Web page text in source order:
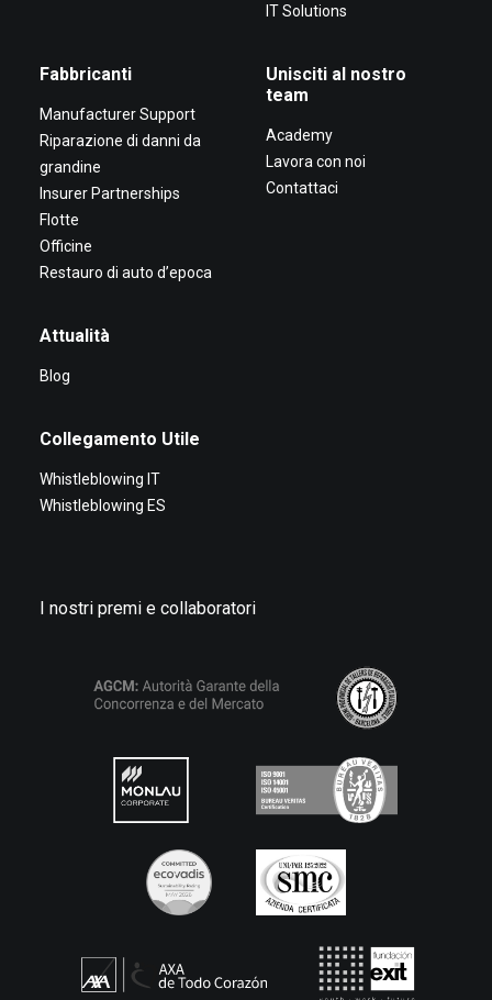
IT Solutions
Fabbricanti
Manufacturer Support
Riparazione di danni da
grandine
Insurer Partnerships
Flotte
Officine
Restauro di auto d’epoca
Unisciti al nostro
team
Academy
Lavora con noi
Contattaci
Attualità
Blog
Collegamento Utile
Whistleblowing IT
Whistleblowing ES
I nostri premi e collaboratori